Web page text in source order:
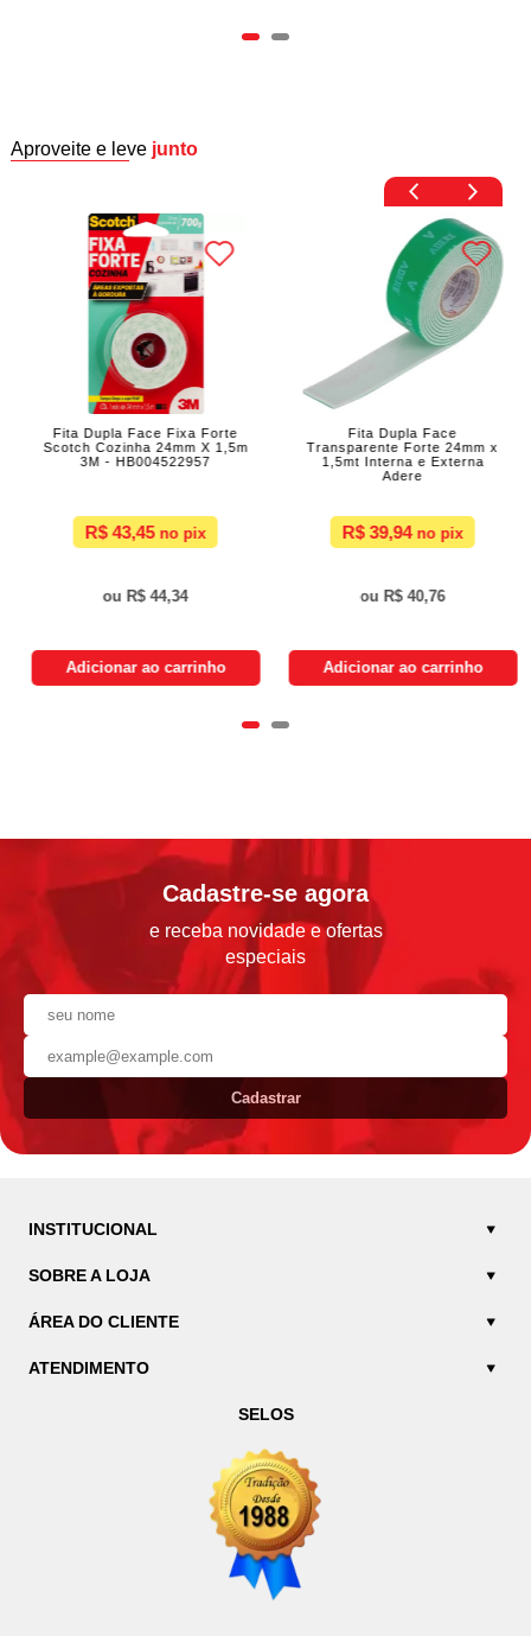
Aproveite e leve junto
Fita Dupla Face Fixa Forte
Scotch Cozinha 24mm X 1,5m
3M - HB004522957
R$ 43,45
R$ 44,34
Adicionar ao carrinho
Fita Dupla Face
Transparente Forte 24mm x
1,5mt Interna e Externa
Adere
R$ 39,94
R$ 40,76
Adicionar ao carrinho
Cadastre-se agora
e receba novidade e ofertas
especiais
Cadastrar
INSTITUCIONAL
SOBRE A LOJA
ÁREA DO CLIENTE
ATENDIMENTO
SELOS